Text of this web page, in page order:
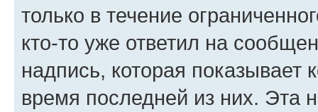
только в течение
кто-то уже ответил на
надпись, которая показывает
время последней из них. Эта